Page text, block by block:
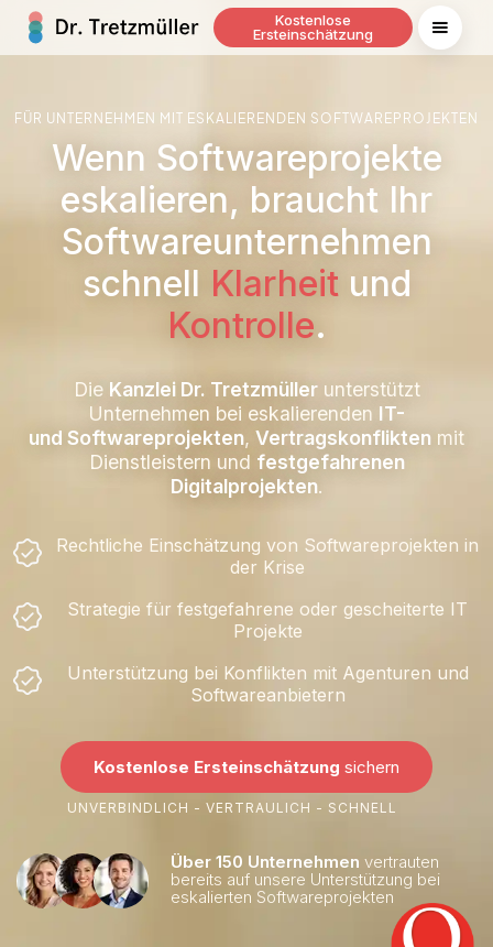
Kostenlose
Ersteinschätzung
FÜR UNTERNEHMEN MIT ESKALIERENDEN SOFTWAREPROJEKTEN
Wenn Softwareprojekte
eskalieren, braucht Ihr
Softwareunternehmen
schnell Klarheitund
Kontrolle.
Die Kanzlei Dr. Tretzmüllerunterstützt
Unternehmen bei eskalierenden IT-
und Softwareprojekten, Vertragskonflikten mit
Dienstleistern und festgefahrenen
Digitalprojekten.
Rechtliche Einschätzung von Softwareprojekten in
der Krise
Strategie für festgefahrene oder gescheiterte IT
Projekte
Unterstützung bei Konflikten mit Agenturen und
Softwareanbietern
Kostenlose Ersteinschätzung sichern
UNVERBINDLICH - VERTRAULICH - SCHNELL
Über 150 Unternehmen vertrauten
bereits auf unsere Unterstützung bei
eskalierten Softwareprojekten